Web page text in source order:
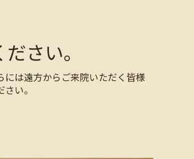
さい。
は遠方からご来院いただく皆様
い。